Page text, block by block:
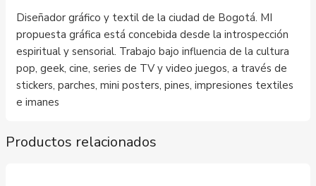
Diseñador gráfico y textil de la ciudad de Bogotá. MI
propuesta gráfica está concebida desde la introspección
espiritual y sensorial. Trabajo bajo influencia de la cultura
pop, geek, cine, series de TV y video juegos, a través de
stickers, parches, mini posters, pines, impresiones textiles
e imanes
Productos relacionados